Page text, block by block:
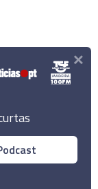
os direitos
×